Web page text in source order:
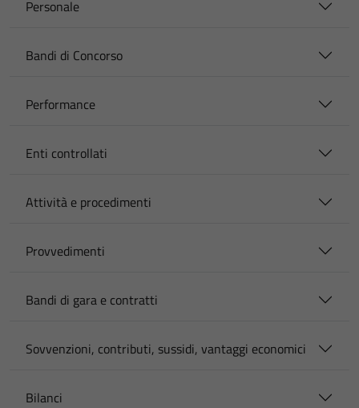
Personale
Bandi di Concorso
Performance
Enti controllati
Attività e procedimenti
Provvedimenti
Bandi di gara e contratti
Sovvenzioni, contributi, sussidi, vantaggi economici
Bilanci